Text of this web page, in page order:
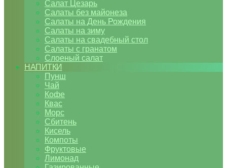
Салат Цезарь
Салаты без майонеза
Салаты на День Рождения
Салаты на зиму
Салаты на свадебный стол
Салаты с гранатом
Слоеный салат
НАПИТКИ
Пунш
Чай
Кофе
Квас
Морс
Сбитень
Кисель
Компоты
Фруктовые
Лимонад